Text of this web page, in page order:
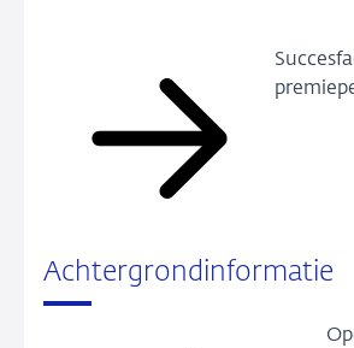
Achtergrondinformatie